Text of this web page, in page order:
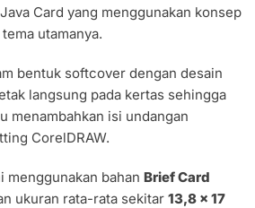
Card yang menggunakan konsep
utamanya.
bentuk softcover dengan desain
langsung pada kertas sehingga
menambahkan isi undangan
CorelDRAW.
menggunakan bahan Brief Card
ukuran rata-rata sekitar 13,8 x 17